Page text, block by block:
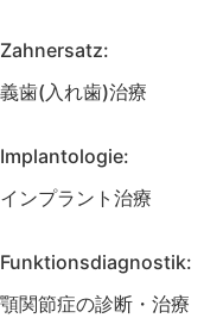
Zahnersatz:
義歯(入れ歯)治療
Implantologie:
インプラント治療
Funktionsdiagnostik:
顎関節症の診断・治療